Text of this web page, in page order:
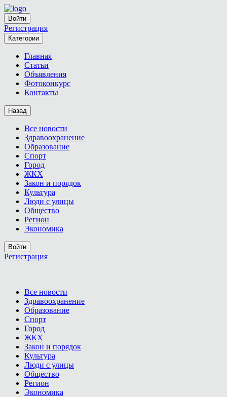
Войти
Регистрация
Категории
Главная
Статьи
Объявления
Фотоконкурс
Контакты
Назад
Все новости
Здравоохранение
Образование
Спорт
Город
ЖКХ
Закон и порядок
Культура
Люди с улицы
Общество
Регион
Экономика
Войти
Регистрация
Все новости
Здравоохранение
Образование
Спорт
Город
ЖКХ
Закон и порядок
Культура
Люди с улицы
Общество
Регион
Экономика